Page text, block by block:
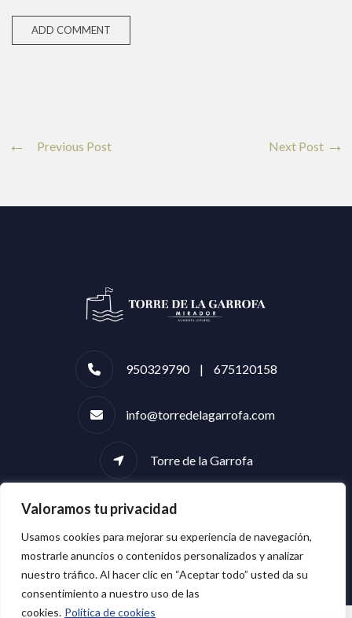
Valoramos tu privacidad
Usamos cookies para mejorar su experiencia de navegación,
mostrarle anuncios o contenidos personalizados y analizar
nuestro tráfico. Al hacer clic en “Aceptar todo” usted da su
consentimiento a nuestro uso de las
cookies. Política de cookies
Previous Post Next Post
950329790 | 675120158
info@torredelagarrofa.com
Torre de la Garrofa